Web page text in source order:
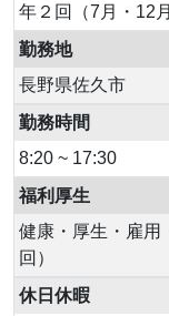
年２回（7月・12月
勤務地
長野県佐久市
勤務時間
8:20 ~ 17:30
福利厚生
健康・厚生・雇用
回）
休日休暇